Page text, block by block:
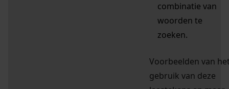
combinatie van
woorden te
zoeken.
Voorbeelden van
gebruik van deze